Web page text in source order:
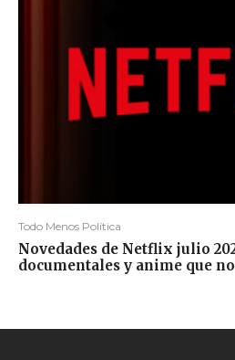
Todo Menos Política
Novedades de Netflix julio
documentales y anime que